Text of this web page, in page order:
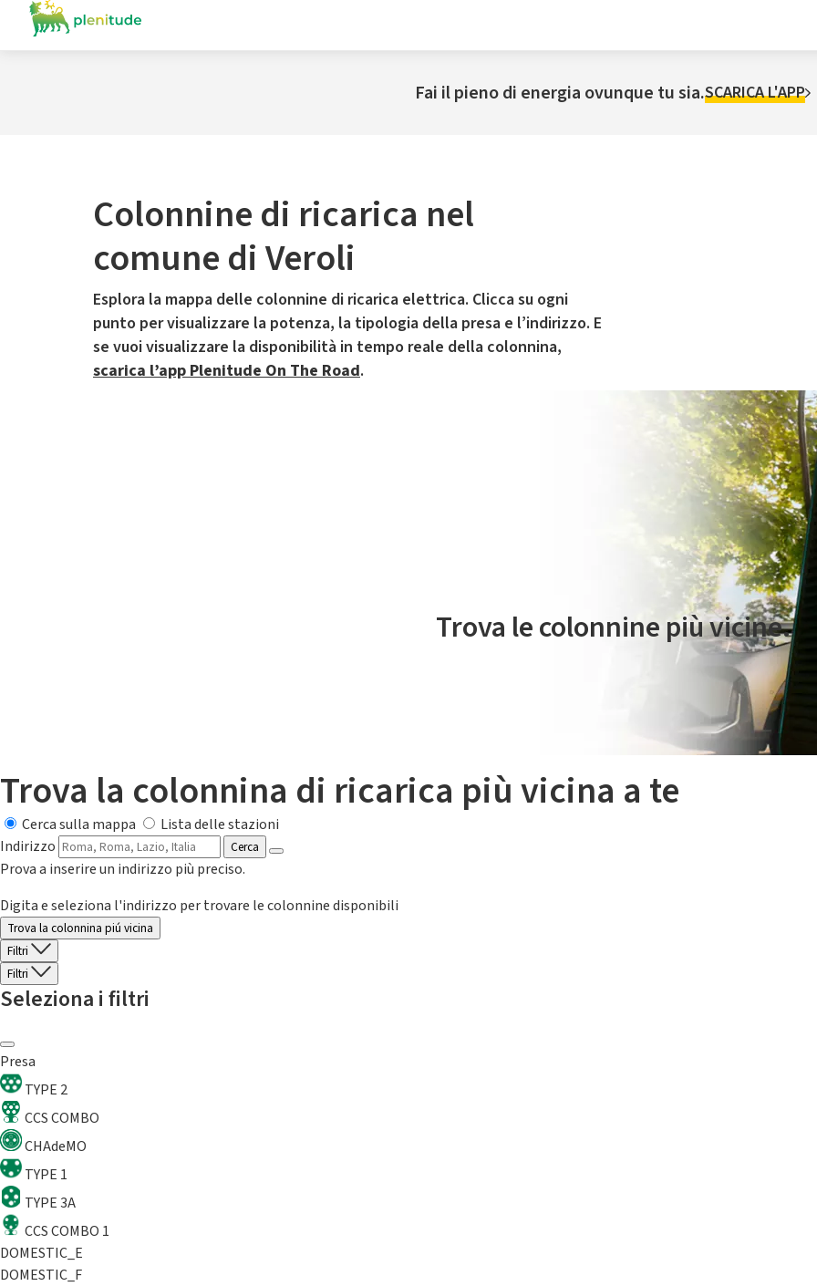
Fai il pieno di energia ovunque tu sia.SCARICA L'APP
Colonnine di ricarica nel
comune di Veroli
Esplora la mappa delle colonnine di ricarica elettrica. Clicca su ogni
punto per visualizzare la potenza, la tipologia della presa e l’indirizzo. E
se vuoi visualizzare la disponibilità in tempo reale della colonnina,
scarica l’app Plenitude On The Road.
Il servizio di mobilità elettrica è gestito da Plenitude On The Road
Trova le colonnine più vicine.
Trova la colonnina di ricarica più vicina a te
Cerca sulla mappa
Lista delle stazioni
Indirizzo
Cerca
Prova a inserire un indirizzo più preciso.
Digita e seleziona l'indirizzo per trovare le colonnine disponibili
Trova la colonnina piú vicina
Filtri
Filtri
Seleziona i filtri
Presa
TYPE 2
CCS COMBO
CHAdeMO
TYPE 1
TYPE 3A
CCS COMBO 1
DOMESTIC_E
DOMESTIC_F